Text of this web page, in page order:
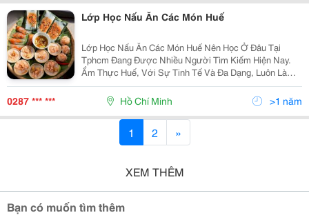
Lớp Học Nấu Ăn Các Món Huế
Lớp Học Nấu Ăn Các Món Huế Nên Học Ở Đâu Tại
Tphcm Đang Được Nhiều Người Tìm Kiếm Hiện Nay.
Ẩm Thực Huế, Với Sự Tinh Tế Và Đa Dạng, Luôn Là
Một Điểm Đến Hấp Dẫn Cho Những Người Yêu Thích
Nấu Ăn. Học Nấu Ăn Các Món Huế Không Chỉ Giúp Bạn
Khám Phá...
0287 *** *** Hồ Chí Minh >1 năm
1 2 »
XEM THÊM
Bạn có muốn tìm thêm